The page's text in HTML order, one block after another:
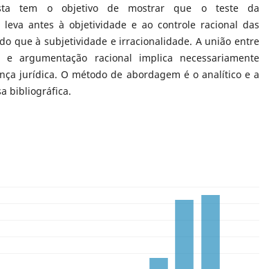
tem o objetivo de mostrar que o teste da
leva antes à objetividade e ao controle racional das
que à subjetividade e irracionalidade. A união entre
e argumentação racional implica necessariamente
jurídica. O método de abordagem é o analítico e a
bibliográfica.